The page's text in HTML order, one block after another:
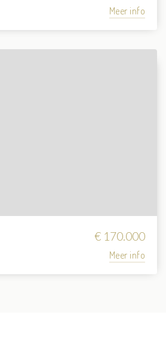
Meer info
€ 170.000
Meer info